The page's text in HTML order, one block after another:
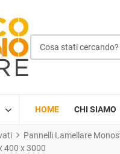
HOME CHI SIAMO
Pannelli Lamellare
400 x 3000